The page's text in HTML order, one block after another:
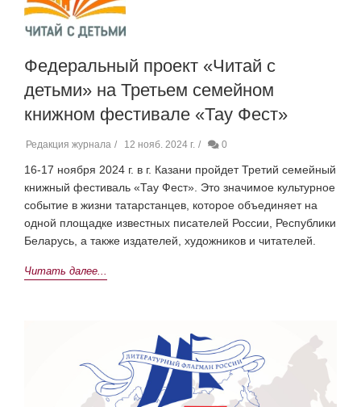
Федеральный проект «Читай с
детьми» на Третьем семейном
книжном фестивале «Тау Фест»
Редакция журнала 12 нояб. 2024 г. 0
16-17 ноября 2024 г. в г. Казани пройдет Третий семейный
книжный фестиваль «Тау Фест». Это значимое культурное
событие в жизни татарстанцев, которое объединяет на
одной площадке известных писателей России, Республики
Беларусь, а также издателей, художников и читателей.
Читать далее...